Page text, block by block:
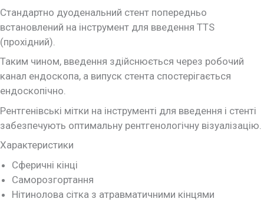
Стандартно дуоденальний стент попередньо
встановлений на інструмент для введення TTS
(прохідний).
Таким чином, введення здійснюється через робочий
канал ендоскопа, а випуск стента спостерігається
ендоскопічно.
Рентгенівські мітки на інструменті для введення і стенті
забезпечують оптимальну рентгенологічну візуалізацію.
Характеристики
Сферичні кінці
Саморозгортання
Нітинолова сітка з атравматичними кінцями